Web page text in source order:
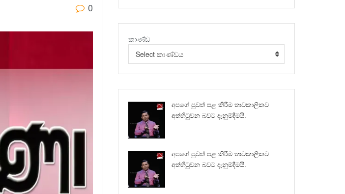
0
කාණ්ඩ
Select කාණ්ඩය
අපගේ පුවත් පළ කිරීම තාවකාලිකව
අත්හිටුවන බවට දැනුම්දීමයි.
අපගේ පුවත් පළ කිරීම තාවකාලිකව
අත්හිටුවන බවට දැනුම්දීමයි.